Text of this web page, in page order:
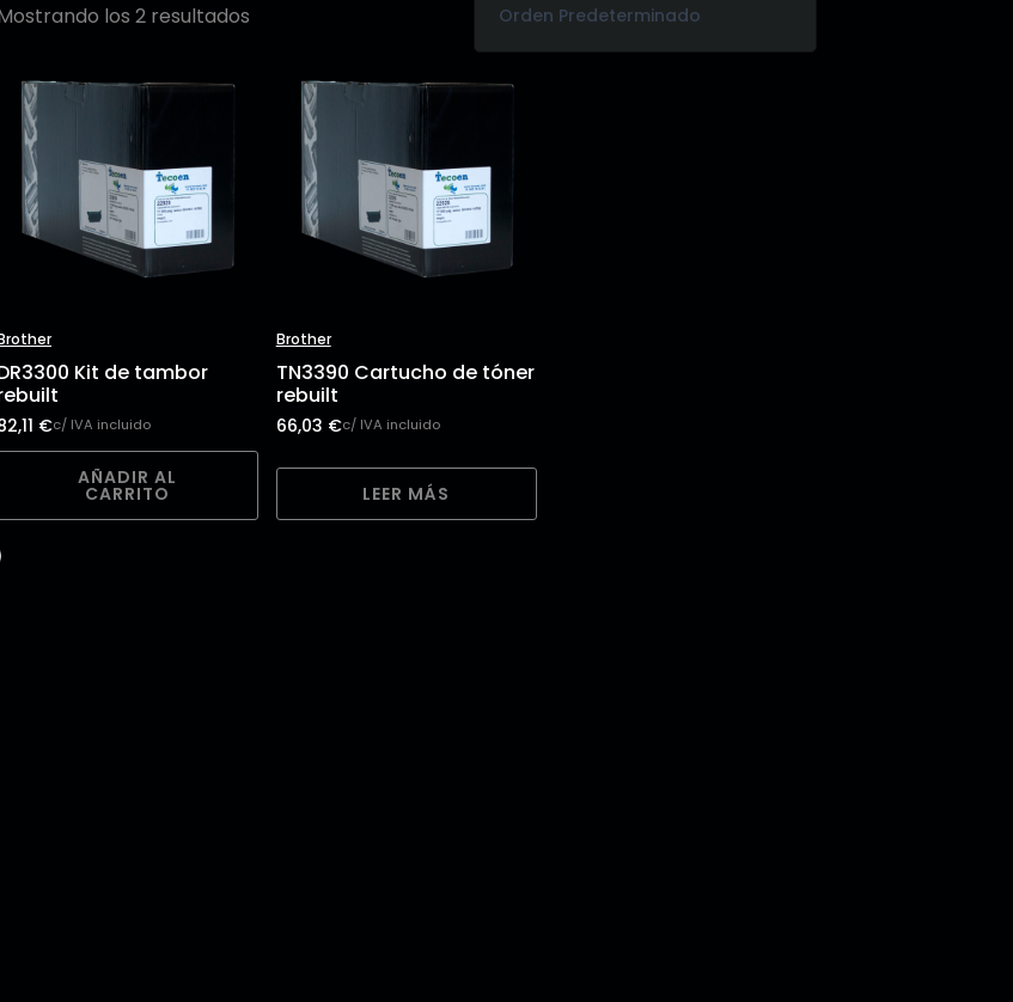
los 2 resultados
Kit de tambor
€c/ IVA incluido
AÑADIR AL
CARRITO
Brother
TN3390 Cartucho de tóner
rebuilt
66,03 €c/ IVA incluido
LEER MÁS